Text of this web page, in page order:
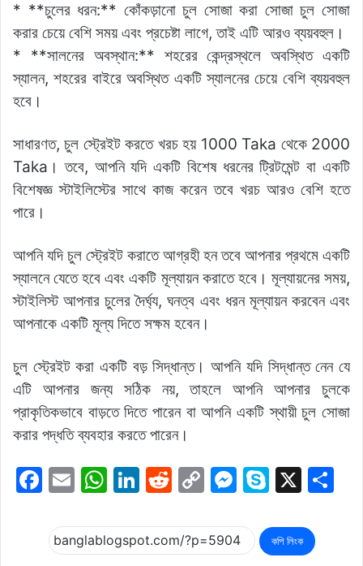
* **চুলের ধরন:** কোঁকড়ানো চুল সোজা করা সোজা চুল সোজা
করার চেয়ে বেশি সময় এবং প্রচেষ্টা লাগে, তাই এটি আরও ব্যয়বহুল।
* **সালনের অবস্থান:** শহরের কেন্দ্রস্থলে অবস্থিত একটি
স্যালন, শহরের বাইরে অবস্থিত একটি স্যালনের চেয়ে বেশি ব্যয়বহুল
হবে।
সাধারণত, চুল স্ট্রেইট করতে খরচ হয় 1000 Taka থেকে 2000
Taka। তবে, আপনি যদি একটি বিশেষ ধরনের ট্রিটমেন্ট বা একটি
বিশেষজ্ঞ স্টাইলিস্টের সাথে কাজ করেন তবে খরচ আরও বেশি হতে
পারে।
আপনি যদি চুল স্ট্রেইট করাতে আগ্রহী হন তবে আপনার প্রথমে একটি
স্যালনে যেতে হবে এবং একটি মূল্যায়ন করাতে হবে। মূল্যায়নের সময়,
স্টাইলিস্ট আপনার চুলের দৈর্ঘ্য, ঘনত্ব এবং ধরন মূল্যায়ন করবেন এবং
আপনাকে একটি মূল্য দিতে সক্ষম হবেন।
চুল স্ট্রেইট করা একটি বড় সিদ্ধান্ত। আপনি যদি সিদ্ধান্ত নেন যে
এটি আপনার জন্য সঠিক নয়, তাহলে আপনি আপনার চুলকে
প্রাকৃতিকভাবে বাড়তে দিতে পারেন বা আপনি একটি স্থায়ী চুল সোজা
করার পদ্ধতি ব্যবহার করতে পারেন।
F
c
e
E
ai
l
W
at
s
Li
k
e
R
d
di
C
p
y
M
s
s
S
y
p
X
কপি লিংক